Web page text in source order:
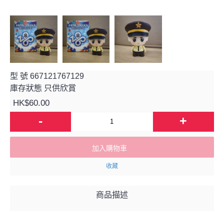
型 號 667121767129
庫存狀態 只供欣賞
HK$60.00
- +
加入購物車
收藏
商品描述